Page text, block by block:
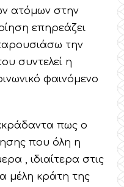
ατόμων στην
επηρεάζει
την
συντελεί η
φαινόμενο
πως ο
που όλη η
, ιδιαίτερα στις
μέλη κράτη της